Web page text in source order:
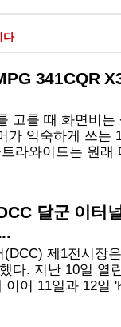
다
341CQR
고를 때 화면비
가 익숙하게 쓰는
라와이드는 원래
달군 이터
(DCC) 제1전시장
다. 지난 10일 열
이어 11일과 12일